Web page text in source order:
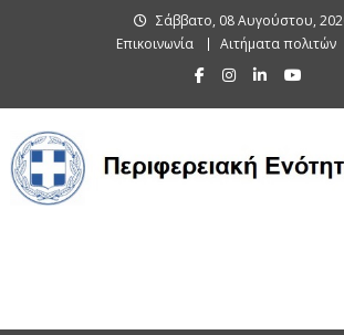
Σάββατο, 08 Αυγούστου,
Επικοινωνία
Αιτήματα πολιτών